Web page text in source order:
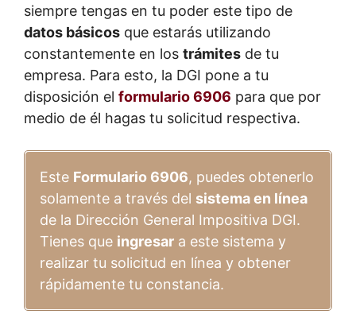
siempre tengas en tu poder este tipo de
datos básicos que estarás utilizando
constantemente en los trámites de tu
empresa. Para esto, la DGI pone a tu
disposición el formulario 6906 para que por
medio de él hagas tu solicitud respectiva.
Este Formulario 6906, puedes obtenerlo
solamente a través del sistema en línea
de la Dirección General Impositiva DGI.
Tienes que ingresar a este sistema y
realizar tu solicitud en línea y obtener
rápidamente tu constancia.